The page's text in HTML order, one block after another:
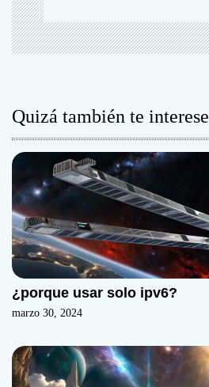
e
r
a
d
a
s
Quizá también te interese
¿porque usar solo ipv6?
marzo 30, 2024